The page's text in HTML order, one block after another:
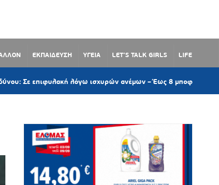
ΕΚΠΑΙΔΕΥΣΗ ΥΓΕΙΑ LET’S TALK GIRLS LIFE
λόγω ισχυρών ανέμων – Έως 8 μποφόρ στις Κυκλάδες